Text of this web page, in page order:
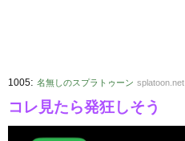
1005: 名無しのスプラトゥーン splatoon.net
コレ見たら発狂しそう